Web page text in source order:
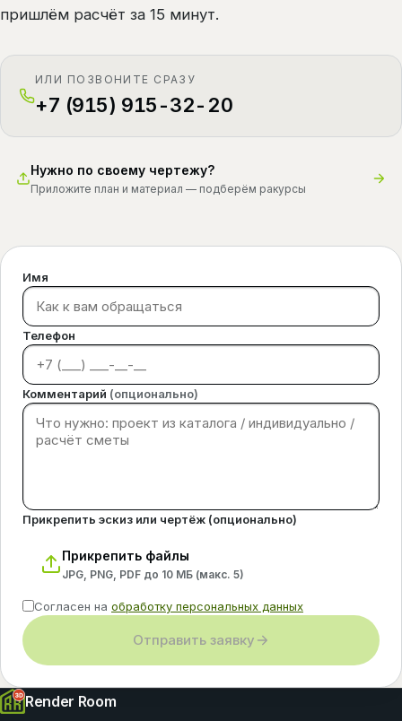
пришлём расчёт за 15 минут.
ИЛИ ПОЗВОНИТЕ СРАЗУ
+7 (915) 915-32-20
Нужно по своему чертежу?
Приложите план и материал — подберём ракурсы
Имя
Телефон
Комментарий (опционально)
Прикрепить эскиз или чертёж (опционально)
Прикрепить файлы
JPG, PNG, PDF до 10 МБ (макс. 5)
Согласен на обработку персональных данных
Отправить заявку
Render Room